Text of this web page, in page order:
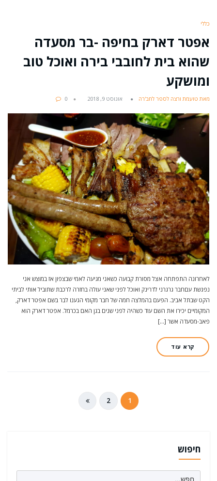
כללי
אפטר דארק בחיפה -בר מסעדה
שהוא בית לחובבי בירה ואוכל טוב
ומושקע
מאת טועמת ורצה לספר לחב'רה אוגוסט 9, 2018 0
לאחרונה התפתחה אצל מסורת קבועה כשאני מגיעה לאמי שבצפון אז במוצש אני
נפגשת עםחבר גרגרני לדרינק ואוכל לפני שאני עולה בחזרה לרכבת שתוביל אותי לביתי
הקט שבתל אביב. הפעם בהמלצה חמה של חבר מקומי הגענו לבר בשם אפטר דארק,
המקומיים יכירו את השם עוד כשהיה לפני שנים בגן האם בכרמל. אפטר דארק הוא
פאב-מסעדה אשר […]
קרא עוד
1
2
חיפוש
Search
for: